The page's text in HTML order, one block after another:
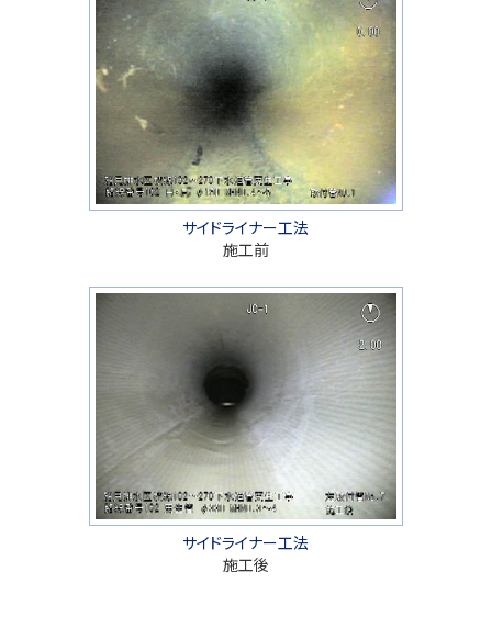
サイドライナー工法
施工前
サイドライナー工法
施工後